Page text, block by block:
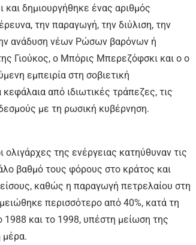
και δημιουργήθηκε ένας αριθμός
την παραγωγή, την διύλιση, την
ανάδυση νέων Ρώσων βαρόνων ή
Γιούκος, ο Μπόρις Μπερεζόφσκι και ο ο
εμπειρία στη σοβιετική
από ιδιωτικές τράπεζες, τις
με τη ρωσική κυβέρνηση.
της ενέργειας κατηύθυναν τις
βαθμό τους φόρους στο κράτος και
καθώς η παραγωγή πετρελαίου στη
περισσότερο από 40%, κατά τη
και το 1998, υπέστη μείωση της
μέρα.